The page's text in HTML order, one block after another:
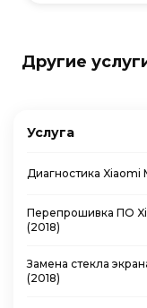
Другие
Услуга
Диагностика Xiaomi
Перепрошивка ПО
(2018)
Замена стекла
(2018)